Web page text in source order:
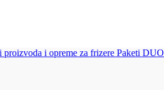
proizvoda i opreme za frizere Paketi DUO